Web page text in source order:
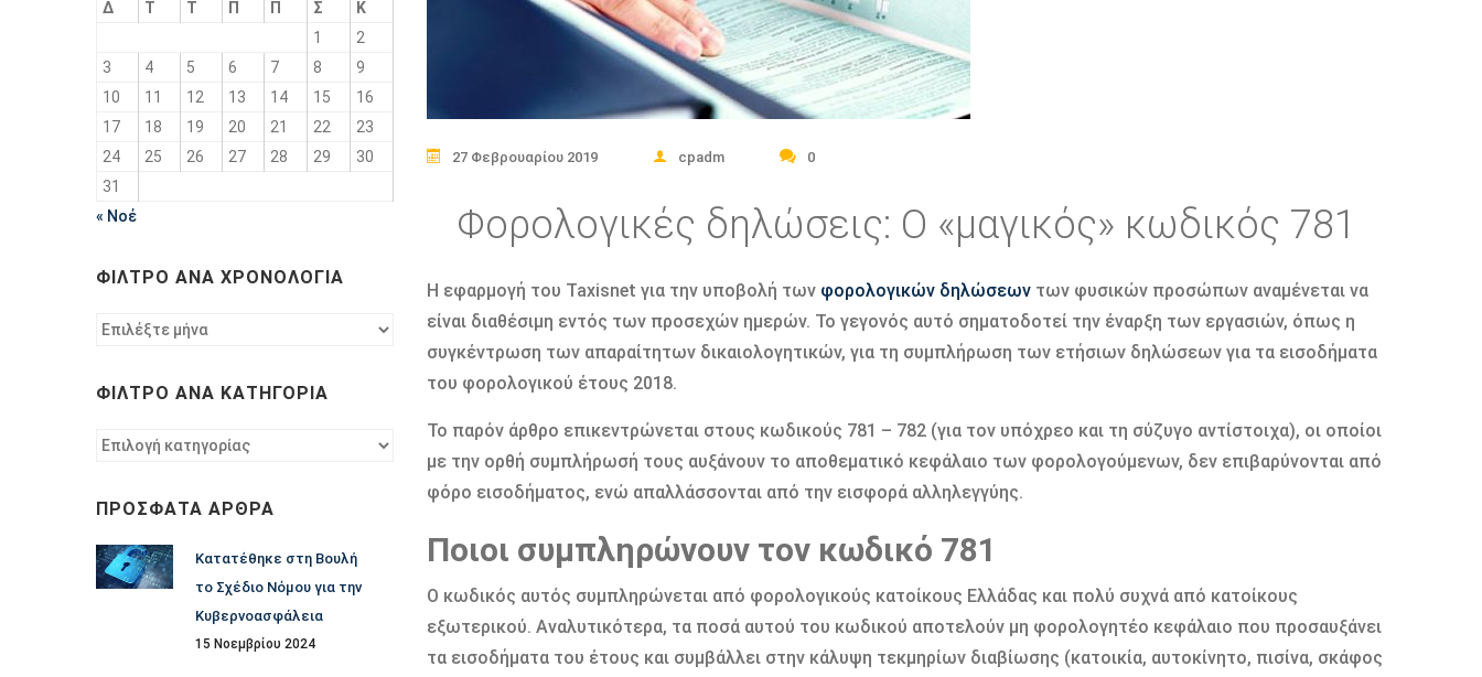
27 Φεβρουαρίου 2019 cpadm 0
Φορολογικές δηλώσεις: Ο «μαγικός» κωδικός 781
Η εφαρμογή του Taxisnet για την υποβολή των φορολογικών δηλώσεων των φυσικών προσώπων αναμένεται να
είναι διαθέσιμη εντός των προσεχών ημερών. Το γεγονός αυτό σηματοδοτεί την έναρξη των εργασιών, όπως η
συγκέντρωση των απαραίτητων δικαιολογητικών, για τη συμπλήρωση των ετήσιων δηλώσεων για τα εισοδήματα
του φορολογικού έτους 2018.
Το παρόν άρθρο επικεντρώνεται στους κωδικούς 781 – 782 (για τον υπόχρεο και τη σύζυγο αντίστοιχα), οι οποίοι
με την ορθή συμπλήρωσή τους αυξάνουν το αποθεματικό κεφάλαιο των φορολογούμενων, δεν επιβαρύνονται από
φόρο εισοδήματος, ενώ απαλλάσσονται από την εισφορά αλληλεγγύης.
Ποιοι συμπληρώνουν τον κωδικό 781
Ο κωδικός αυτός συμπληρώνεται από φορολογικούς κατοίκους Ελλάδας και πολύ συχνά από κατοίκους
εξωτερικού. Αναλυτικότερα, τα ποσά αυτού του κωδικού αποτελούν μη φορολογητέο κεφάλαιο που προσαυξάνει
τα εισοδήματα του έτους και συμβάλλει στην κάλυψη τεκμηρίων διαβίωσης (κατοικία, αυτοκίνητο, πισίνα, σκάφος
Δ
Τ Τ Π Π Σ
Κ
1
2
3
4 5 6 7 8
9
10
11 12 13 14 15
16
17
18 19 20 21 22
23
24
25 26 27 28 29
30
31
« Νοέ
ΦΊΛΤΡΟ ΑΝΆ ΧΡΟΝΟΛΟΓΊΑ
Φίλτρο
ΦΊΛΤΡΟ ΑΝΆ ΚΑΤΗΓΟΡΊΑ
Φίλτρο
ΠΡΌΣΦΑΤΑ ΆΡΘΡΑ
Κατατέθηκε στη Βουλή
το Σχέδιο Νόμου για την
Κυβερνοασφάλεια
15 Νοεμβρίου 2024